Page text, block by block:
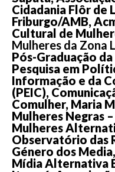
Cidadania Flôr de
Friburgo/AMB,
Cultural de
Mulheres da Zona
Pós-Graduação da
Pesquisa em
Informação e da
(PEIC),
Comulher, Maria
Mulheres Negras
Mulheres
Observatório das
Género dos
Mídia Alternativa